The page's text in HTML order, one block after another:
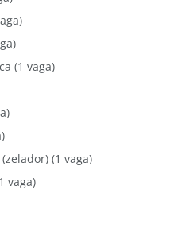
(1 vaga)
(1 vaga)
vaga)